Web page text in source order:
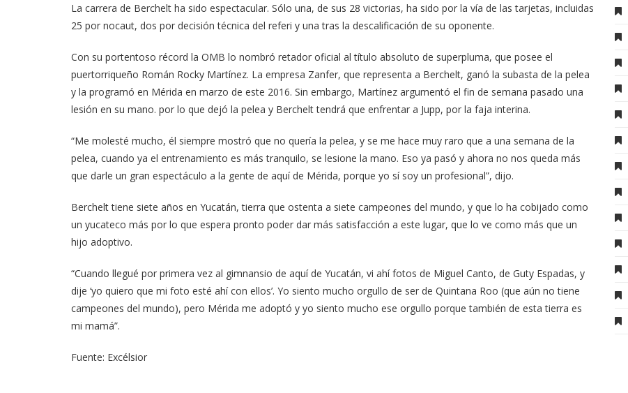
La carrera de Berchelt ha sido espectacular. Sólo una, de sus 28 victorias, ha sido por la vía de las tarjetas, incluidas
25 por nocaut, dos por decisión técnica del referi y una tras la descalificación de su oponente.
Con su portentoso récord la OMB lo nombró retador oficial al título absoluto de superpluma, que posee el
puertorriqueño Román Rocky Martínez. La empresa Zanfer, que representa a Berchelt, ganó la subasta de la pelea
y la programó en Mérida en marzo de este 2016. Sin embargo, Martínez argumentó el fin de semana pasado una
lesión en su mano. por lo que dejó la pelea y Berchelt tendrá que enfrentar a Jupp, por la faja interina.
“Me molesté mucho, él siempre mostró que no quería la pelea, y se me hace muy raro que a una semana de la
pelea, cuando ya el entrenamiento es más tranquilo, se lesione la mano. Eso ya pasó y ahora no nos queda más
que darle un gran espectáculo a la gente de aquí de Mérida, porque yo sí soy un profesional”, dijo.
Berchelt tiene siete años en Yucatán, tierra que ostenta a siete campeones del mundo, y que lo ha cobijado como
un yucateco más por lo que espera pronto poder dar más satisfacción a este lugar, que lo ve como más que un
hijo adoptivo.
“Cuando llegué por primera vez al gimnansio de aquí de Yucatán, vi ahí fotos de Miguel Canto, de Guty Espadas, y
dije ‘yo quiero que mi foto esté ahí con ellos’. Yo siento mucho orgullo de ser de Quintana Roo (que aún no tiene
campeones del mundo), pero Mérida me adoptó y yo siento mucho ese orgullo porque también de esta tierra es
mi mamá”.
Fuente: Excélsior